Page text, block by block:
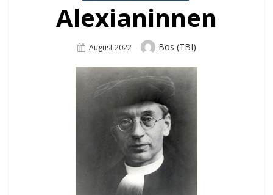
Alexianinnen
Posted
August 2022 Author
Bos (TBI)